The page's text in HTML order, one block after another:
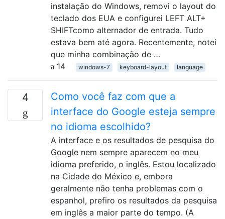
instalação do Windows, removi o layout do
teclado dos EUA e configurei LEFT ALT+
SHIFTcomo alternador de entrada. Tudo
estava bem até agora. Recentemente, notei
que minha combinação de …
14
windows-7 keyboard-layout language
4
Como você faz com que a
interface do Google esteja sempre
no idioma escolhido?
A interface e os resultados de pesquisa do
Google nem sempre aparecem no meu
idioma preferido, o inglês. Estou localizado
na Cidade do México e, embora
geralmente não tenha problemas com o
espanhol, prefiro os resultados da pesquisa
em inglês a maior parte do tempo. (A